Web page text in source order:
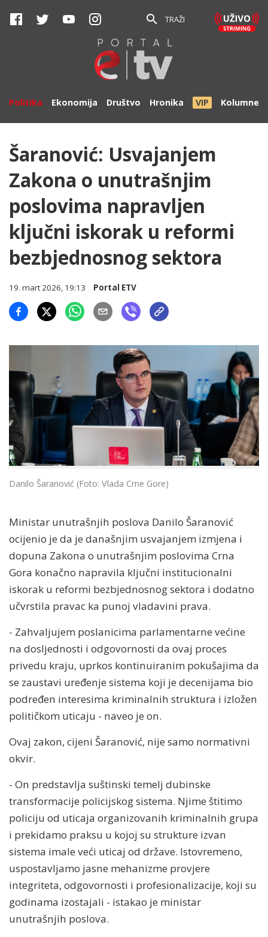
TRAŽI
Politika Ekonomija Društvo Hronika VIP Kolumne
Šaranović: Usvajanjem
Zakona o unutrašnjim
poslovima napravljen
ključni iskorak u reformi
bezbjednosnog sektora
19. mart 2026, 19:13 Portal ETV
Danilo Šaranović (Foto: Vlada Crne Gore)
Ministar unutrašnjih poslova Danilo Šaranović
ocijenio je da je današnjim usvajanjem izmjena i
dopuna Zakona o unutrašnjim poslovima Crna
Gora konačno napravila ključni institucionalni
iskorak u reformi bezbjednosnog sektora i dodatno
učvrstila pravac ka punoj vladavini prava.
- Zahvaljujem poslanicima parlamentarne većine
na dosljednosti i odgovornosti da ovaj proces
privedu kraju, uprkos kontinuiranim pokušajima da
se zaustavi uređenje sistema koji je decenijama bio
podređen interesima kriminalnih struktura i izložen
političkom uticaju - naveo je on.
Ovaj zakon, cijeni Šaranović, nije samo normativni
okvir.
- On predstavlja suštinski temelj dubinske
transformacije policijskog sistema. Njime štitimo
policiju od uticaja organizovanih kriminalnih grupa
i prekidamo praksu u kojoj su strukture izvan
sistema imale veći uticaj od države. Istovremeno,
uspostavljamo jasne mehanizme provjere
integriteta, odgovornosti i profesionalizacije, koji su
godinama izostajali - istakao je ministar
unutrašnjih poslova.